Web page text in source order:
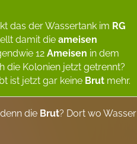
das der Wassertank im RG
damit dieameisen
12Ameisen in dem
die Kolonien jetzt getrennt?
ist jetzt gar keine Brut mehr.
die Brut? Dort wo Wasser